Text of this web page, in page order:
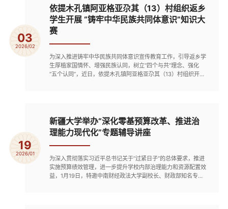
屏幕前...
03
2026/02
依提木孔镇阿亚格亚尕其（13）村组织返乡
学生开展 “铸牢中华民族共同体意识”知识大
赛
为深入推进铸牢中华民族共同体意识宣传教育工作，引导返乡学
生厚植家国情怀、增强民族认同，树立“四个与共”理念、强化
“五个认同”，近日，依提木孔镇阿亚格亚尕其（13）村组织开展
政...
19
2026/01
新疆大学举办“深化零基预算改革、推进治
理能力现代化”专题辅导讲座
为深入贯彻落实习近平总书记关于“过紧日子”的总体要求，推进
实施预算绩效管理，进一步提升学校内部治理能力和资源配置效
益，1月19日，特邀中南财经政法大学副校长、财政部知名专